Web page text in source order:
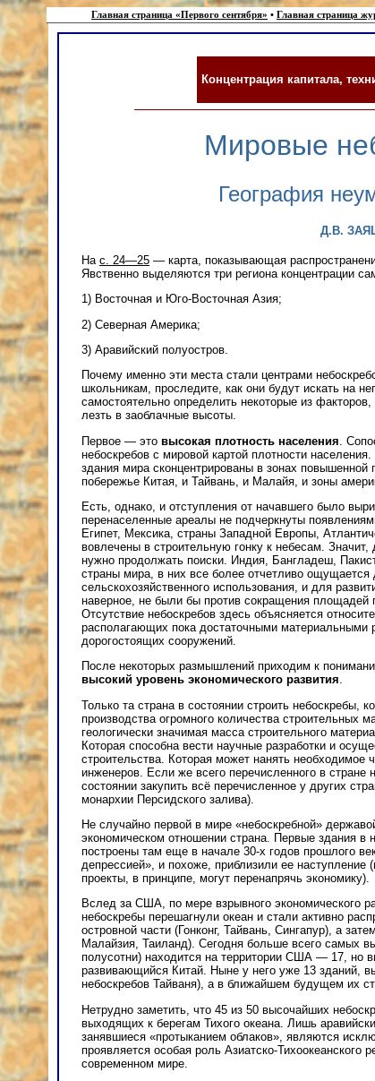
Главная страница «Первого сентября» • Главная страница
Концентрация капитала,
Мировые
География
Д.В.
На с. 24—25 — карта, показывающая
Явственно выделяются три региона концентрации
1) Восточная и Юго-Восточная Азия;
2) Северная Америка;
3) Аравийский полуостров.
Почему именно эти места стали центрами
школьникам, проследите, как они будут искать на
самостоятельно определить некоторые из
лезть в заоблачные высоты.
Первое — это высокая плотность населения .
небоскребов с мировой картой плотности
здания мира сконцентрированы в зонах
побережье Китая, и Тайвань, и Малайя, и зоны
Есть, однако, и отступления от начавшего было
перенаселенные ареалы не подчеркнуты
Египет, Мексика, страны Западной Европы,
вовлечены в строительную гонку к небесам.
нужно продолжать поиски. Индия, Бангладеш,
страны мира, в них все более отчетливо
сельскохозяйственного использования, и для
наверное, не были бы против сокращения площадей
Отсутствие небоскребов здесь объясняется
располагающих пока достаточными материальными
дорогостоящих сооружений.
После некоторых размышлений приходим к
высокий уровень экономического развития.
Только та страна в состоянии строить небоскребы,
производства огромного количества строительных
геологически значимая масса строительного
Которая способна вести научные разработки и
строительства. Которая может нанять необходимое
инженеров. Если же всего перечисленного в
состоянии закупить всё перечисленное у других
монархии Персидского залива).
Не случайно первой в мире «небоскребной»
экономическом отношении страна. Первые здания в
построены там еще в начале 30-х годов прошлого
депрессией», и похоже, приблизили ее наступление
проекты, в принципе, могут перенапрячь экономику).
Вслед за США, по мере взрывного экономического
небоскребы перешагнули океан и стали активно
островной части (Гонконг, Тайвань, Сингапур), а
Малайзия, Таиланд). Сегодня больше всего самых
полусотни) находится на территории США — 17, но
развивающийся Китай. Ныне у него уже 13 зданий,
небоскребов Тайваня), а в ближайшем будущем их
Нетрудно заметить, что 45 из 50 высочайших
выходящих к берегам Тихого океана. Лишь
занявшиеся «протыканием облаков», являются
проявляется особая роль Азиатско-Тихоокеанского
современном мире.